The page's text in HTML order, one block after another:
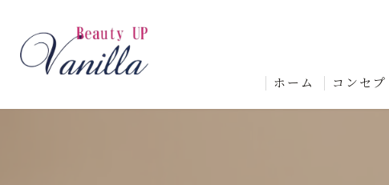
ホーム コンセプ